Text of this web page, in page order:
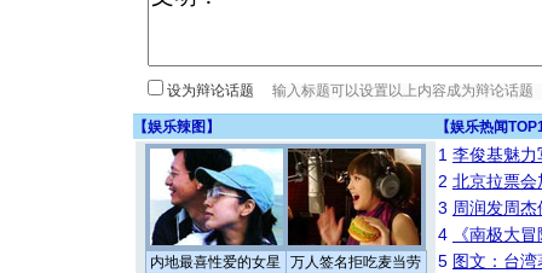
设为辩论话题
【娱乐辣图 】 【娱乐热闻
内地最喜性爱的女星 万人签名拒吃麦当劳
1 李俊基魅力
2 北京拉票
3 周润发周
4
《南极大
5 图文：台